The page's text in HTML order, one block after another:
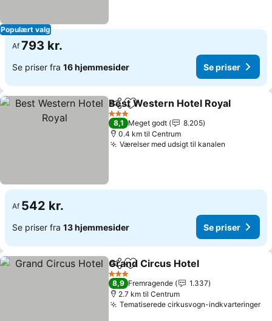
Populært valg
Af 793 kr.
Se priser fra 16 hjemmesider Se priser
Del Føj til favoritter
Best Western Hotel Royal
3 Stjerner
8,1 Meget godt
8.205
0.4 km til Centrum
Værelser med udsigt til kanalen
Af 542 kr.
Se priser fra 13 hjemmesider Se priser
Del Føj til favoritter
Grand Circus Hotel
3 Stjerner
8,9 Fremragende
1.337
2.7 km til Centrum
Tematiserede cirkusvogn-indkvarteringer